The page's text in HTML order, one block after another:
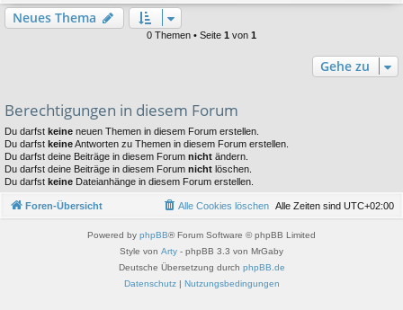
Neues Thema
0 Themen • Seite 1 von 1
Gehe zu
Berechtigungen in diesem Forum
Du darfst keine neuen Themen in diesem Forum erstellen.
Du darfst keineAntworten zu Themen in diesem Forum erstellen.
Du darfst deine Beiträge in diesem Forum nicht ändern.
Du darfst deine Beiträge in diesem Forum nicht löschen.
Du darfst keine Dateianhänge in diesem Forum erstellen.
Foren-Übersicht Alle Zeiten sind UTC+02:00
Alle Cookies löschen
Powered by phpBB® Forum Software © phpBB Limited
Style von Arty - phpBB 3.3 von MrGaby
Deutsche Übersetzung durch phpBB.de
Datenschutz| Nutzungsbedingungen